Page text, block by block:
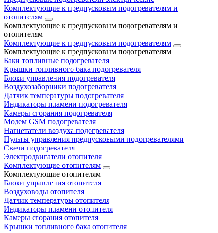
Комплектующие к предпусковым подогревателям и
отопителям
Комплектующие к предпусковым подогревателям и
отопителям
Комплектующие к предпусковым подогревателям
Комплектующие к предпусковым подогревателям
Баки топливные подогревателя
Крышки топливного бака подогревателя
Блоки управления подогревателя
Воздухозаборники подогревателя
Датчик температуры подогревателя
Индикаторы пламени подогревателя
Камеры сгорания подогревателя
Модем GSM подогревателя
Нагнетатели воздуха подогревателя
Пульты управления предпусковыми подогревателями
Свечи подогревателя
Электродвигатели отопителя
Комплектующие отопителям
Комплектующие отопителям
Блоки управления отопителя
Воздуховоды отопителя
Датчик температуры отопителя
Индикаторы пламени отопителя
Камеры сгорания отопителя
Крышки топливного бака отопителя